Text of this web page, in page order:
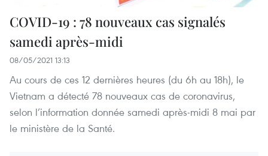
COVID-19 : 78 nouveaux cas signalés
samedi après-midi
08/05/2021 13:13
Au cours de ces 12 dernières heures (du 6h au 18h), le
Vietnam a détecté 78 nouveaux cas de coronavirus,
selon l’information donnée samedi après-midi 8 mai par
le ministère de la Santé.